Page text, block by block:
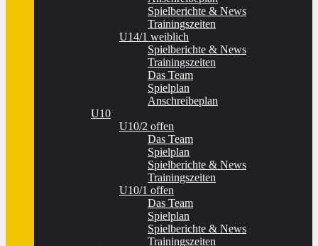
Spielberichte & News
Trainingszeiten
U14/1 weiblich
Spielberichte & News
Trainingszeiten
Das Team
Spielplan
Anschreibeplan
U10
U10/2 offen
Das Team
Spielplan
Spielberichte & News
Trainingszeiten
U10/1 offen
Das Team
Spielplan
Spielberichte & News
Trainingszeiten